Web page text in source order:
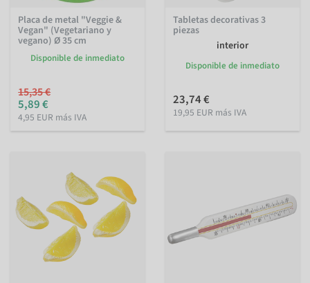
Placa de metal "Veggie &
Vegan" (Vegetariano y
vegano) Ø 35 cm
Disponible de inmediato
15,35 €
5,89 €
4,95 EUR más IVA
Tabletas decorativas 3
piezas
interior
Disponible de inmediato
23,74 €
19,95 EUR más IVA